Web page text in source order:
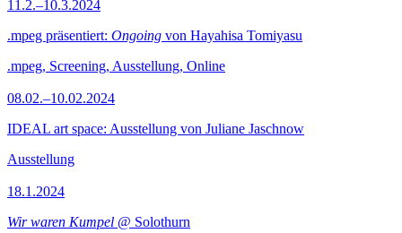
11.2.–10.3.2024
.mpeg präsentiert: Ongoing von Hayahisa Tomiyasu
.mpeg, Screening, Ausstellung, Online
08.02.–10.02.2024
IDEAL art space: Ausstellung von Juliane Jaschnow
Ausstellung
18.1.2024
Wir waren Kumpel @ Solothurn